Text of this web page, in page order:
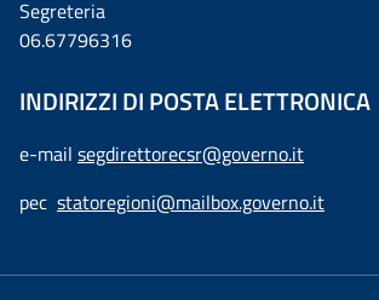
Segreteria
06.67796316
INDIRIZZI DI POSTA ELETTRONICA
e-mail segdirettorecsr@governo.it
pec statoregioni@mailbox.governo.it